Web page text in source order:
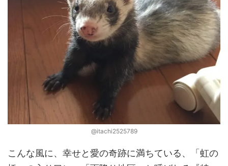
@itachi2525789
こんな風に、幸せと愛の奇跡に満ちている、「虹の